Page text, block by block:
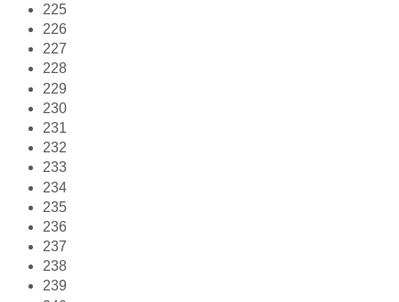
225
226
227
228
229
230
231
232
233
234
235
236
237
238
239